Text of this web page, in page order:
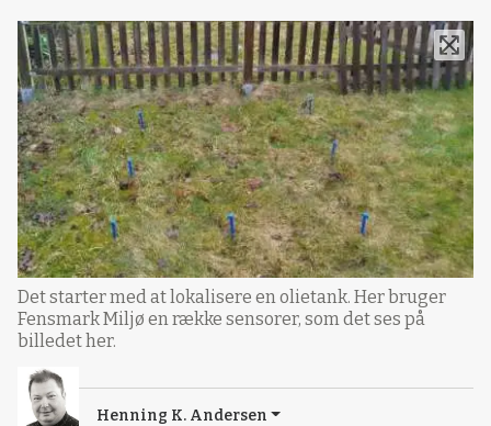
Det starter med at lokalisere en olietank. Her bruger
Fensmark Miljø en række sensorer, som det ses på
billedet her.
Henning K. Andersen